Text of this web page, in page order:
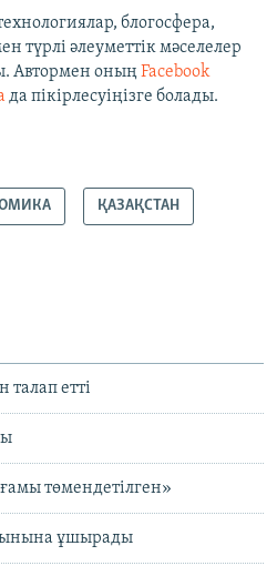
блогосфера,
түрлі әлеуметтік мәселелер
Автормен оныңFacebook
да пікірлесуіңізге болады.
ҚАЗАҚСТАН
талап етті
төмендетілген»
ұшырады